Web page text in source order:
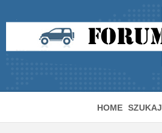
HOME SZUKAJ